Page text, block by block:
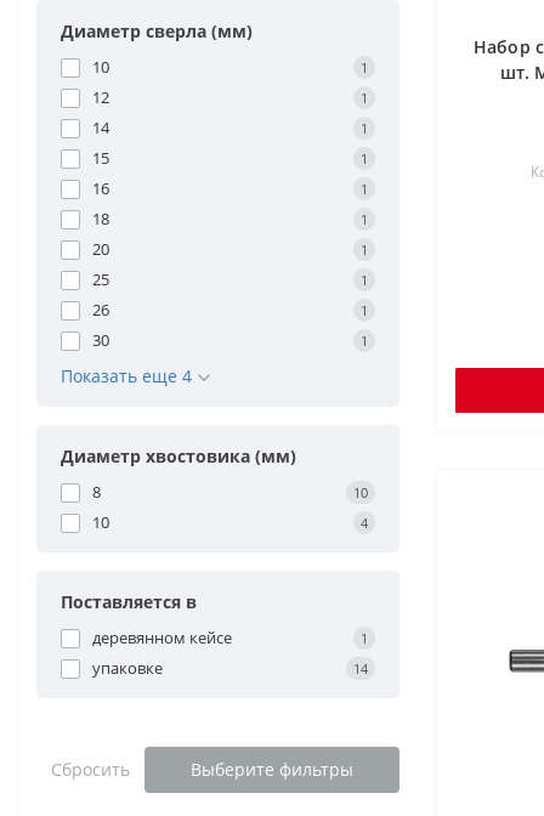
Диаметр сверла (мм)
10 1
12 1
14 1
15 1
16 1
18 1
20 1
25 1
26 1
30 1
Показать еще 4
Диаметр хвостовика (мм)
8 10
10 4
Поставляется в
деревянном кейсе 1
упаковке 14
Сбросить Выберите фильтры
Набор
шт.